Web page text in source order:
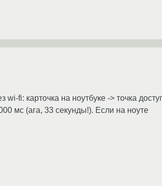
fi: карточка на ноутбуке -> точка
мс (ага, 33 секунды!). Если на ноуте